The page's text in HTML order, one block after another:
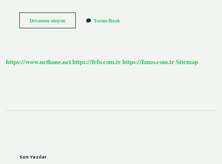
Devamını okuyunDeniz
Suyundan
Elde
Yorum Bırak
https://www.nethane.nethttps://fefo.com.trhttps://famo.com.trSitemap
Son Yazılar